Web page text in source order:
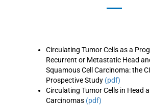
Circulating Tumor Cells as a
Recurrent or Metastatic Head
Squamous Cell Carcinoma: the
Prospective Study (pdf)
Circulating Tumor Cells in Head
Carcinomas (pdf)